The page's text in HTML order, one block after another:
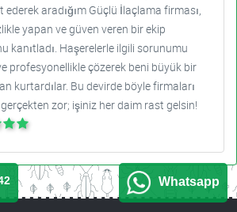
ederek aradığım Güçlü İlaçlama firması,
yapan ve güven veren bir ekip
kanıtladı. Haşerelerle ilgili sorunumu
profesyonellikle çözerek beni büyük bir
kurtardılar. Bu devirde böyle firmaları
zor; işiniz her daim rast gelsin!
Whatsapp